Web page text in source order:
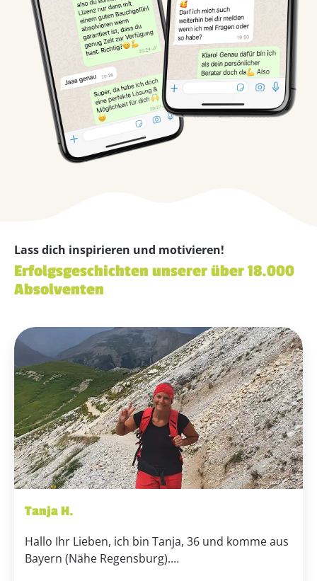
Lass dich inspirieren und motivieren!
Erfolgsgeschichten unserer über 18.000
Absolventen
Tanja H.
Hallo Ihr Lieben, ich bin Tanja, 36 und komme aus
Bayern (Nähe Regensburg).…